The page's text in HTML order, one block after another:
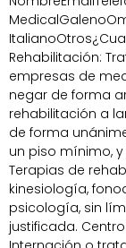
Rehabilitación:
empresas de
negar de forma
rehabilitación a
de forma
un piso mínimo,
Terapias de
kinesiología,
psicología, sin
justificada.